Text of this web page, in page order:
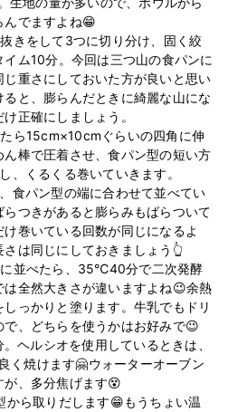
んでますよね😁
きをして3つに切り分け、固く絞
ム10分。今回は三つ山の食パンに
重さにしておいた方が良いと思い
と、膨らんだときに綺麗な山にな
正確にしましょう。
ら15cm×10cmぐらいの四角に伸
棒で圧着させ、食パン型の短い方
、くるくる巻いていきます。
食パン型の端に合わせて並べてい
つきがあると膨らみもばらついて
巻いている回数が同じになるよ
は同じにしておきましょう👆
に並べたら、35℃40分で二次発酵
は全然大きさが違いますよね😉余熱
っかりと塗ります。牛乳でもドリ
、どちらを使うかはお好みで😉
ヘルシオを使用しているときは、
焼けます🤗ウォーターオーブン
、多分焦げます😵
から取りだします😁もうちょい温